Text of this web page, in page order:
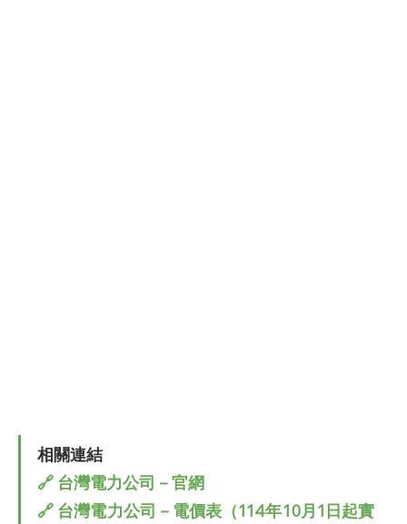
相關連結
🔗 台灣電力公司－官網
🔗 台灣電力公司－電價表（114年10月1日起實